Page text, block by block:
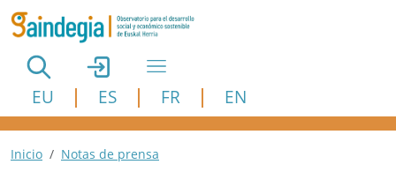
Pasar al contenido principal
EU ES FR EN
Ruta de navegación
Inicio Notas de prensa